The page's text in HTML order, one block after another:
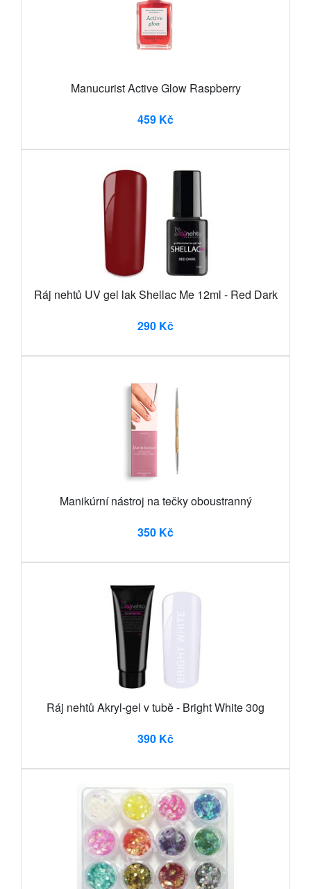
Manucurist Active Glow Raspberry
459 Kč
Ráj nehtů UV gel lak Shellac Me 12ml - Red Dark
290 Kč
Manikúrní nástroj na tečky oboustranný
350 Kč
Ráj nehtů Akryl-gel v tubě - Bright White 30g
390 Kč